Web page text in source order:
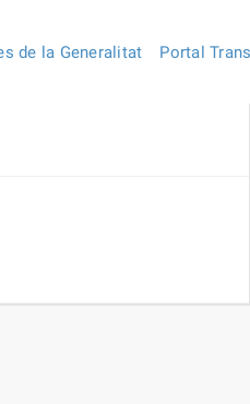
de la Generalitat Portal